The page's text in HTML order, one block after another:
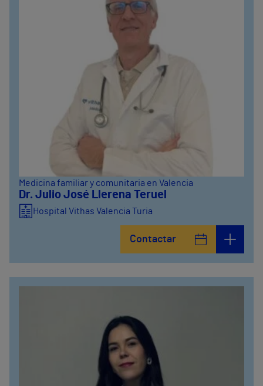
Medicina familiar y comunitaria en Valencia
Dr. Julio José Llerena Teruel
Hospital Vithas Valencia Turia
Contactar